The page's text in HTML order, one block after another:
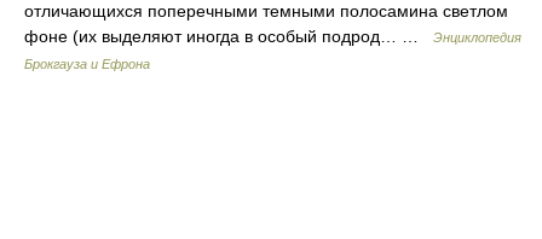
отличающихся поперечными темными полосамина светлом
фоне (их выделяют иногда в особый подрод… …
Энциклопедия
Брокгауза и Ефрона